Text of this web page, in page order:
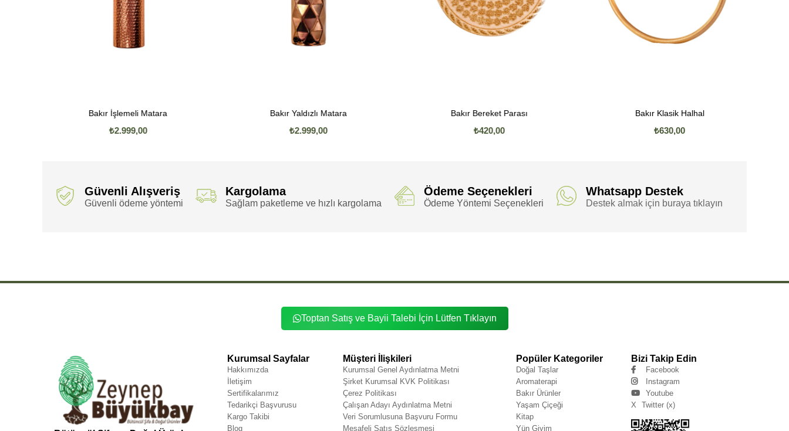
Bakır İşlemeli Matara
₺2.999,00
Bakır Yaldızlı Matara
₺2.999,00
Bakır Bereket Parası
₺420,00
Bakır Klasik Halhal
₺630,00
Güvenli Alışveriş
Güvenli ödeme yöntemi
Kargolama
Sağlam paketleme ve hızlı kargolama
Ödeme Seçenekleri
Ödeme Yöntemi Seçenekleri
Whatsapp Destek
Destek almak için buraya tıklayın
Toptan Satış ve Bayii Talebi İçin Lütfen Tıklayın
Kurumsal Sayfalar
Hakkımızda
İletişim
Sertifikalarımız
Tedarikçi Başvurusu
Kargo Takibi
Blog
Müşteri İlişkileri
Kurumsal Genel Aydınlatma Metni
Şirket Kurumsal KVK Politikası
Çerez Politikası
Çalışan Adayı Aydınlatma Metni
Veri Sorumlusuna Başvuru Formu
Mesafeli Satış Sözleşmesi
Popüler Kategoriler
Doğal Taşlar
Aromaterapi
Bakır Ürünler
Yaşam Çiçeği
Kitap
Yün Giyim
Bizi Takip Edin
Facebook
Instagram
Youtube
X
Twitter (x)